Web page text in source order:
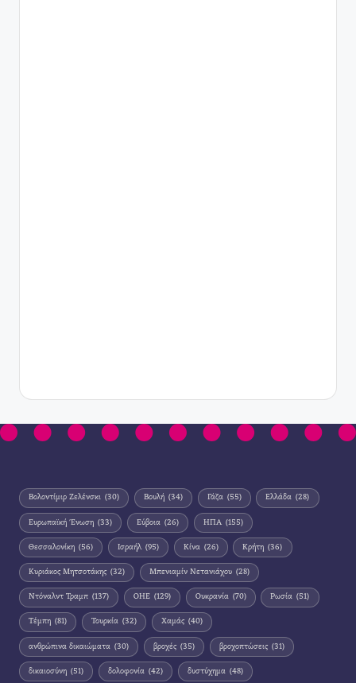
Βολοντίμιρ Ζελένσκι (30) Βουλή (34) Γάζα (55) Ελλάδα (28)
Ευρωπαϊκή Ένωση (33) Εύβοια (26) ΗΠΑ (155)
Θεσσαλονίκη (56) Ισραήλ (95) Κίνα (26) Κρήτη (36)
Κυριάκος Μητσοτάκης (32) Μπενιαμίν Νετανιάχου (28)
Ντόναλντ Τραμπ (137) ΟΗΕ (129) Ουκρανία (70) Ρωσία (51)
Τέμπη (81) Τουρκία (32) Χαμάς (40)
ανθρώπινα δικαιώματα (30) βροχές (35) βροχοπτώσεις (31)
δικαιοσύνη (51) δολοφονία (42) δυστύχημα (48)